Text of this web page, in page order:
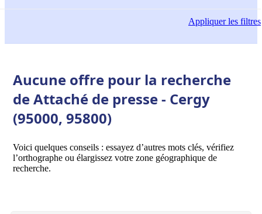
Appliquerles filtres
Aucune offre pour la recherche
de Attaché de presse - Cergy
(95000, 95800)
Voici quelques conseils : essayez d’autres mots clés, vérifiez
l’orthographe ou élargissez votre zone géographique de
recherche.